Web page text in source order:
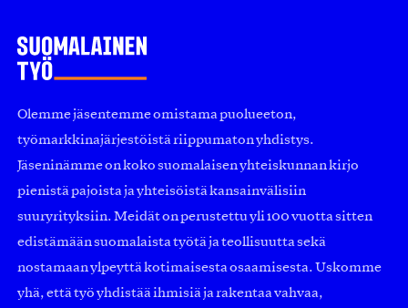
Olemme jäsentemme omistama puolueeton,
työmarkkinajärjestöistä riippumaton yhdistys.
Jäseninämme on koko suomalaisen yhteiskunnan kirjo
pienistä pajoista ja yhteisöistä kansainvälisiin
suuryrityksiin. Meidät on perustettu yli 100 vuotta sitten
edistämään suomalaista työtä ja teollisuutta sekä
nostamaan ylpeyttä kotimaisesta osaamisesta. Uskomme
yhä, että työ yhdistää ihmisiä ja rakentaa vahvaa,